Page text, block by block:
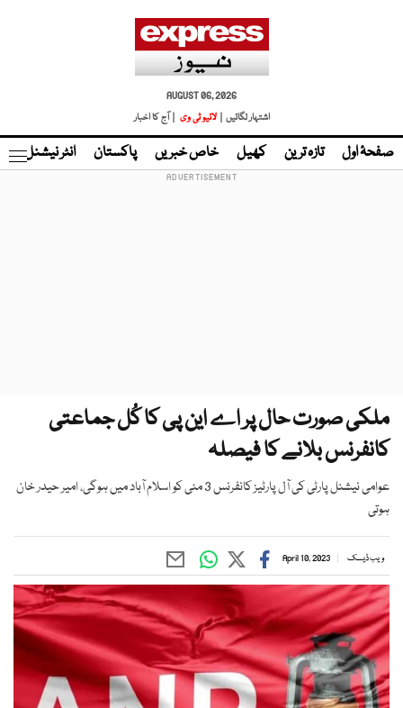
AUGUST 06, 2026
اشتہار لگائیں |
لائیو ٹی وی | آج کا اخبار
صفحۂ اول تازہ ترین کھیل خاص خبریں پاکستان انٹر نیشنل
ملکی صورت حال پر اے این پی کا کُل جماعتی
کانفرنس بلانے کا فیصلہ
عوامی نیشنل پارٹی کی آل پارٹیز کانفرنس 3 مئی کو اسلام آباد میں ہوگی، امیر حیدر خان
ہوتی
ویب ڈیسک April 10, 2023